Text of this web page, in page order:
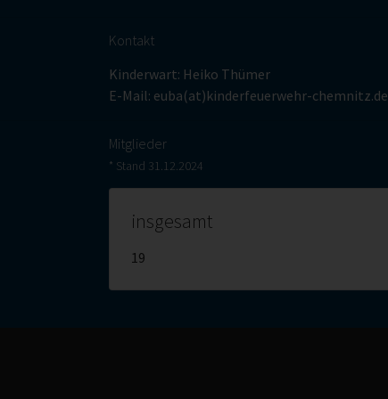
Kontakt
Kinderwart: Heiko Thümer
E-Mail: euba(at)kinderfeuerwehr-chemnitz.de
Mitglieder
* Stand 31.12.2024
insgesamt
19